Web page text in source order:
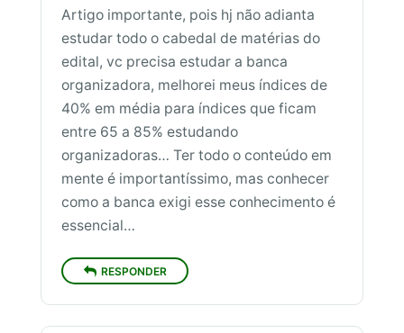
Artigo importante, pois hj não adianta
estudar todo o cabedal de matérias do
edital, vc precisa estudar a banca
organizadora, melhorei meus índices de
40% em média para índices que ficam
entre 65 a 85% estudando
organizadoras… Ter todo o conteúdo em
mente é importantíssimo, mas conhecer
como a banca exigi esse conhecimento é
essencial…
RESPONDER